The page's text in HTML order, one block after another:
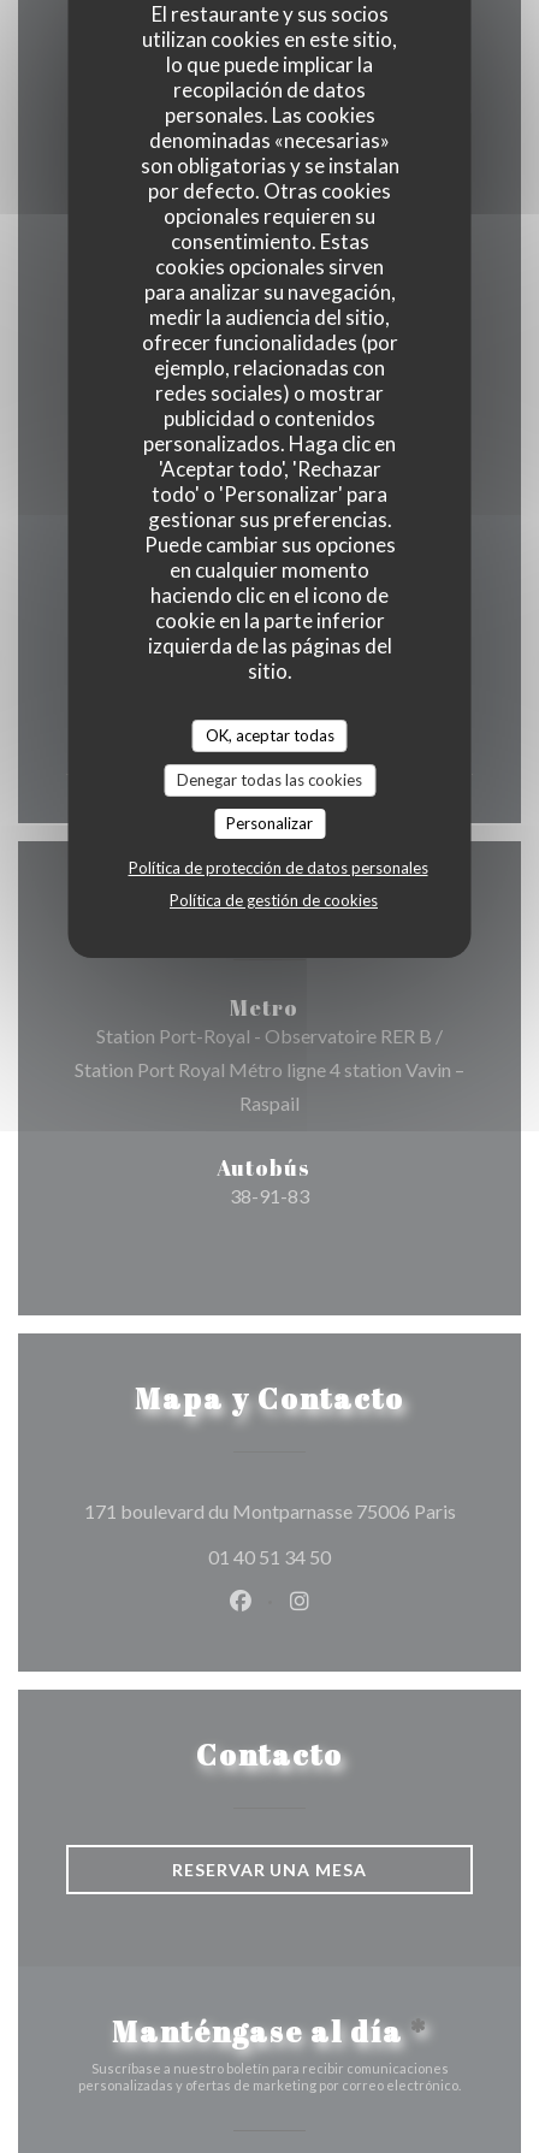
El restaurante y sus socios
utilizan cookies en este sitio,
lo que puede implicar la
recopilación de datos
personales. Las cookies
denominadas «necesarias»
son obligatorias y se instalan
por defecto. Otras cookies
opcionales requieren su
consentimiento. Estas
cookies opcionales sirven
para analizar su navegación,
medir la audiencia del sitio,
ofrecer funcionalidades (por
ejemplo, relacionadas con
redes sociales) o mostrar
publicidad o contenidos
personalizados. Haga clic en
'Aceptar todo', 'Rechazar
todo' o 'Personalizar' para
gestionar sus preferencias.
Puede cambiar sus opciones
en cualquier momento
haciendo clic en el icono de
cookie en la parte inferior
izquierda de las páginas del
sitio.
OK, aceptar todas
Denegar todas las cookies
Personalizar
Política de protección de datos personales
Política de gestión de cookies
Cocina
tradicional, productos frescos, Producto regional
Tipo de negocio
Restaurante Gastronómico
Servicios
Veranda , WiFi, Climatización, Valet, Acceso a
Discapacitados
Métodos de pago
Union Pay, Efectivo, Visa, American Express
Horario de apertura
12:00 - 00:00
Acceso
Metro
Station Port-Royal - Observatoire RER B /
Station Port Royal Métro ligne 4 station Vavin –
Raspail
Autobús
38-91-83
Mapa y Contacto
171 boulevard du Montparnasse 75006 Paris((abre en
01 40 51 34 50
Facebook ((abre en una nueva
Instagram ((abre en una
Contacto
RESERVAR UNA MESA
Manténgase al día*
Suscríbase a nuestro boletín para recibir comunicaciones
personalizadas y ofertas de marketing por correo electrónico.